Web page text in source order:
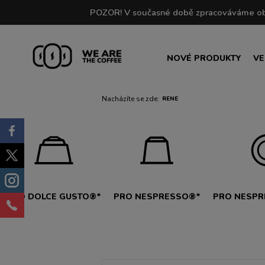
NOVÉ PRODUKTY
Nacházíte se zde: RENE
PRO DOLCE GUSTO®* PRO NESPRESSO®* PRO